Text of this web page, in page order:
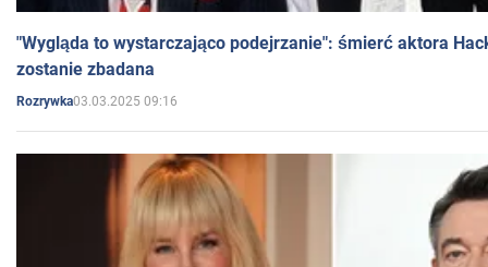
"Wygląda to wystarczająco podejrzanie": śmierć aktora
zostanie zbadana
Rozrywka03.03.2025 09:16